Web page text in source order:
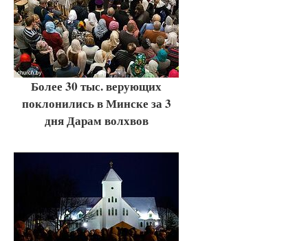
Более 30 тыс. верующих
поклонились в Минске за 3
дня Дарам волхвов